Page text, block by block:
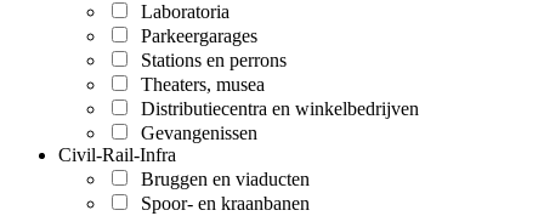
Laboratoria
Parkeergarages
Stations en perrons
Theaters, musea
Distributiecentra en winkelbedrijven
Gevangenissen
Civil-Rail-Infra
Bruggen en viaducten
Spoor- en kraanbanen